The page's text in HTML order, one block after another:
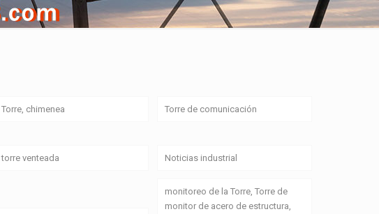
Torre, chimenea Torre de comunicación
torre venteada Noticias industrial
monitoreo de la Torre, Torre de
monitor de acero de estructura,